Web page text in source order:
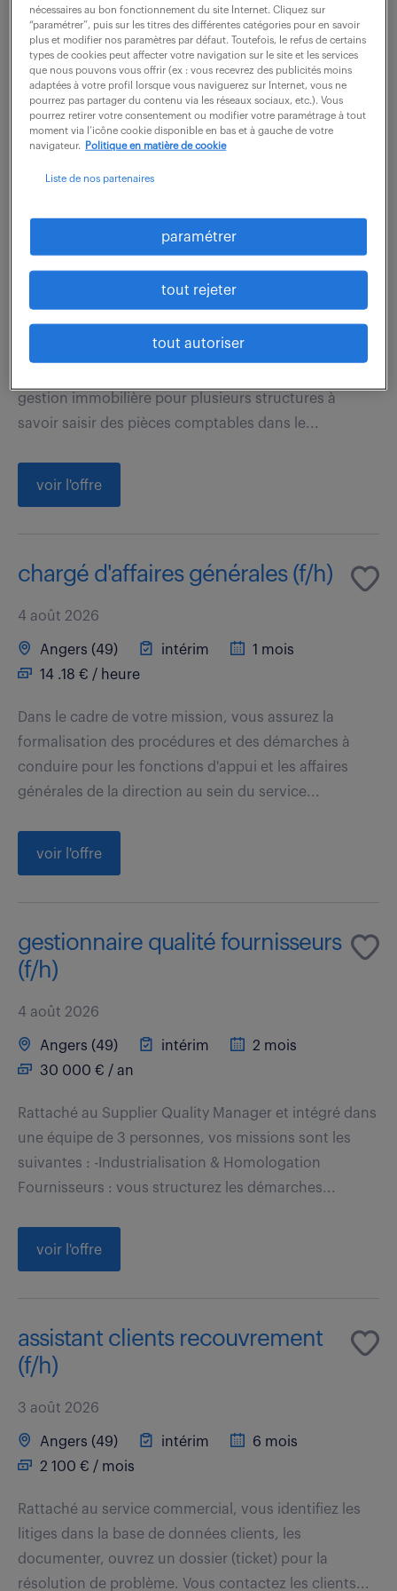
principalement en charge de la gestion de l'ensemble
des actes administratifs liés aux trois mandats :
Soltéa, le passeport de prévention et le...
voir l'offre
32 000 - 38 000 € / an
Rattaché à la Responsable Comptable Groupe, vous
gestion immobilière pour plusieurs structures à
savoir saisir des pièces comptables dans le...
voir l'offre
chargé d'affaires générales (f/h)
4 août 2026
Angers (49) intérim
1 mois
14 .18 € / heure
Dans le cadre de votre mission, vous assurez la
formalisation des procédures et des démarches à
conduire pour les fonctions d'appui et les affaires
générales de la direction au sein du service...
voir l'offre
gestionnaire qualité fournisseurs
(f/h)
4 août 2026
Angers (49) intérim
2 mois
30 000 € / an
Rattaché au Supplier Quality Manager et intégré dans
une équipe de 3 personnes, vos missions sont les
suivantes : -Industrialisation & Homologation
Fournisseurs : vous structurez les démarches...
voir l'offre
assistant clients recouvrement
(f/h)
3 août 2026
Angers (49) intérim
6 mois
2 100 € / mois
Rattaché au service commercial, vous identifiez les
litiges dans la base de données clients, les
documenter, ouvrez un dossier (ticket) pour la
résolution de problème. Vous contactez les clients...
nécessaires au bon fonctionnement du site Internet. Cliquez sur
“paramétrer”, puis sur les titres des différentes catégories pour en savoir
plus et modifier nos paramètres par défaut. Toutefois, le refus de certains
types de cookies peut affecter votre navigation sur le site et les services
que nous pouvons vous offrir (ex : vous recevrez des publicités moins
adaptées à votre profil lorsque vous naviguerez sur Internet, vous ne
pourrez pas partager du contenu via les réseaux sociaux, etc.). Vous
pourrez retirer votre consentement ou modifier votre paramétrage à tout
moment via l’icône cookie disponible en bas et à gauche de votre
navigateur.
Politique en matière de cookie
Liste de nos partenaires
paramétrer
tout rejeter
tout autoriser